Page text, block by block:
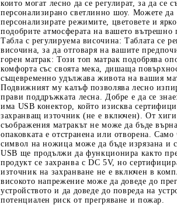
които могат лесно да се регулират, за да се
персонализирано светлинно шоу. Можете да
персонализирате режимите, цветовете и
подобрите атмосферата на вашето вътрешно
Табла с регулируема височина: Таблата се
височина, за да отговаря на вашите
горен матрак: Този топ матрак подобрява
комфорта със своята мека, дишаща
същевременно удължава живота на вашия
Подвижният му калъф позволява лесно
прави поддръжката лесна. Добре е да се
има USB конектор, който изисква
захранващ източник (не е включен). От
съображения матракът не може да бъде
опаковката е отстранена или отворена. Само
символ на ножица може да бъде изрязана и
USB ще продължи да функционира както
продукт се захранва с DC 5V, но
източник на захранване не е включен в
високото напрежение може да доведе до
устройството и да доведе до повреда на
потенциален риск от прегряване и пожар.